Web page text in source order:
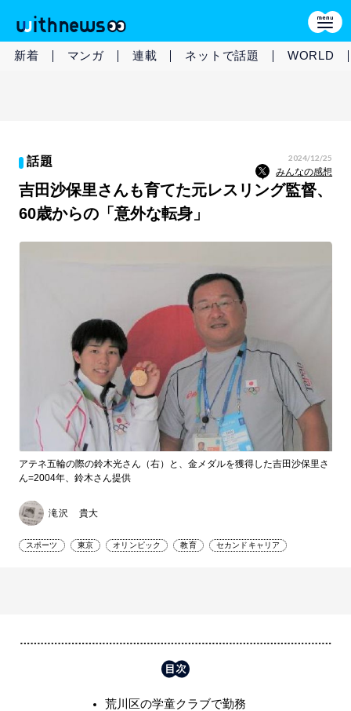
新着 マンガ 連載 ネットで話題 WORLD
話題 2024/12/25
みんなの感想
吉田沙保里さんも育てた元レスリング監督、
60歳からの「意外な転身」
アテネ五輪の際の鈴木光さん（右）と、金メダルを獲得した吉田沙保里さ
ん=2004年、鈴木さん提供
滝沢 貴大
スポーツ 東京 オリンピック 教育 セカンドキャリア
荒川区の学童クラブで勤務